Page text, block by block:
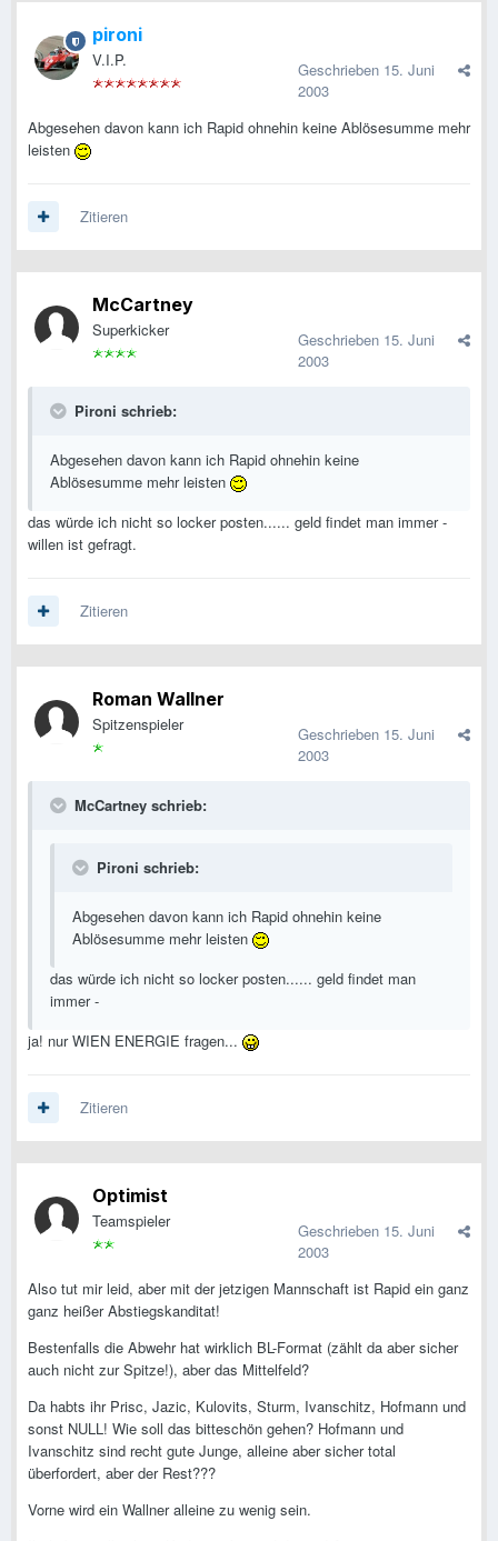
pironi
V.I.P. Geschrieben 15. Juni
2003
Abgesehen davon kann ich Rapid ohnehin keine Ablösesumme mehr
leisten
Zitieren
McCartney
Superkicker Geschrieben 15. Juni
2003
Pironi schrieb:
Abgesehen davon kann ich Rapid ohnehin keine
Ablösesumme mehr leisten
das würde ich nicht so locker posten...... geld findet man immer -
willen ist gefragt.
Zitieren
Roman Wallner
Spitzenspieler Geschrieben 15. Juni
2003
McCartney schrieb:
Pironi schrieb:
Abgesehen davon kann ich Rapid ohnehin keine
Ablösesumme mehr leisten
das würde ich nicht so locker posten...... geld findet man
immer -
ja! nur WIEN ENERGIE fragen...
Zitieren
Optimist
Teamspieler Geschrieben 15. Juni
2003
Also tut mir leid, aber mit der jetzigen Mannschaft ist Rapid ein ganz
ganz heißer Abstiegskanditat!
Bestenfalls die Abwehr hat wirklich BL-Format (zählt da aber sicher
auch nicht zur Spitze!), aber das Mittelfeld?
Da habts ihr Prisc, Jazic, Kulovits, Sturm, Ivanschitz, Hofmann und
sonst NULL! Wie soll das bitteschön gehen? Hofmann und
Ivanschitz sind recht gute Junge, alleine aber sicher total
überfordert, aber der Rest???
Vorne wird ein Wallner alleine zu wenig sein.